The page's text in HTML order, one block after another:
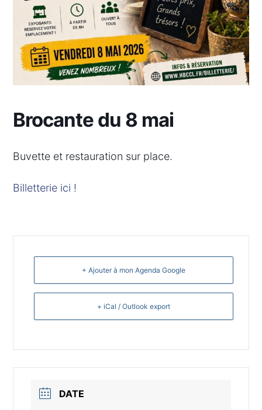
Brocante du 8 mai
Buvette et restauration sur place.
Billetterie ici !
+ Ajouter à mon Agenda Google
+ iCal / Outlook export
DATE